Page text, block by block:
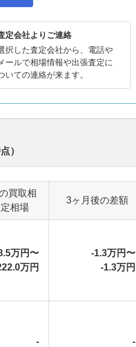
定会社よりご連絡
択した査定会社から、電話や
ールで相場情報や出張査定に
いての連絡が来ます。
）
買取相
相場
3ヶ月後の差額
万円〜
万円
-1.3万円〜
-1.3万円
- -